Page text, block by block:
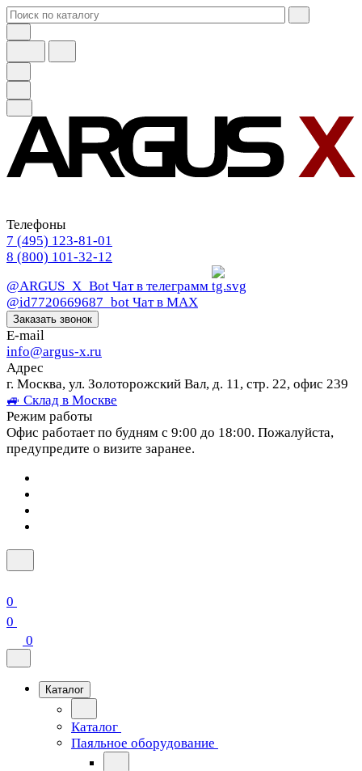
Телефоны
7 (495) 123-81-01
8 (800) 101-32-12
@ARGUS_X_Bot Чат в телеграмм
@id7720669687_bot Чат в МАХ
Заказать звонок
E-mail
info@argus-x.ru
Адрес
г. Москва, ул. Золоторожский Вал, д. 11, стр. 22, офис 239
🚙 Склад в Москве
Режим работы
Офис работает по будням с 9:00 до 18:00. Пожалуйста,
предупредите о визите заранее.
0
0
0
Каталог
Каталог
Паяльное оборудование